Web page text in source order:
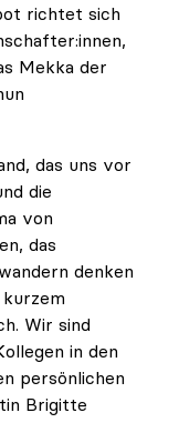
richtet sich
Mekka der
das uns vor
die
von
das
denken
Wir sind
in den
persönlichen
Brigitte